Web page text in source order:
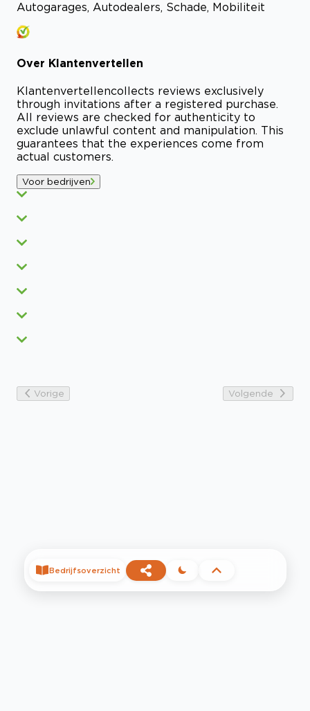
Autogarages, Autodealers, Schade, Mobiliteit
Over Klantenvertellen
Klantenvertellencollects reviews exclusively
through invitations after a registered purchase.
All reviews are checked for authenticity to
exclude unlawful content and manipulation. This
guarantees that the experiences come from
actual customers.
Voor bedrijven
Vorige Volgende
Bedrijfsoverzicht